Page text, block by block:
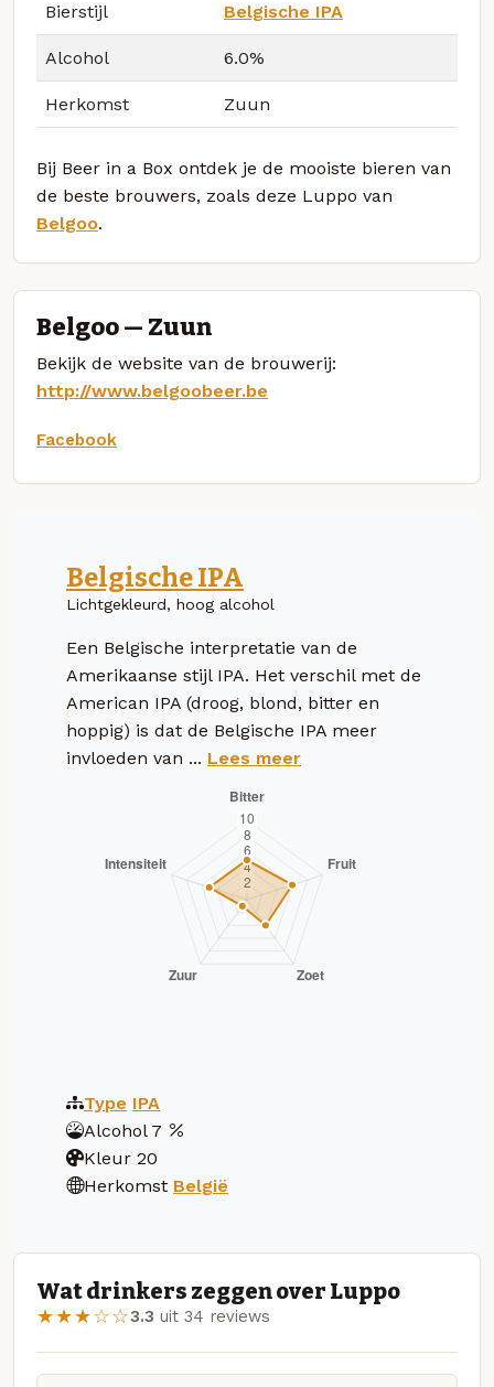
Bierstijl Belgische IPA
Alcohol 6.0%
Herkomst Zuun
Bij Beer in a Box ontdek je de mooiste bieren van
de beste brouwers, zoals deze Luppo van
Belgoo.
Belgoo — Zuun
Bekijk de website van de brouwerij:
http://www.belgoobeer.be
Facebook
Belgische IPA
Lichtgekleurd, hoog alcohol
Een Belgische interpretatie van de
Amerikaanse stijl IPA. Het verschil met de
American IPA (droog, blond, bitter en
hoppig) is dat de Belgische IPA meer
invloeden van ... Lees meer
Type IPA
Alcohol 7
Kleur 20
Herkomst België
Wat drinkers zeggen over Luppo
★★★☆☆3.3 uit 34 reviews